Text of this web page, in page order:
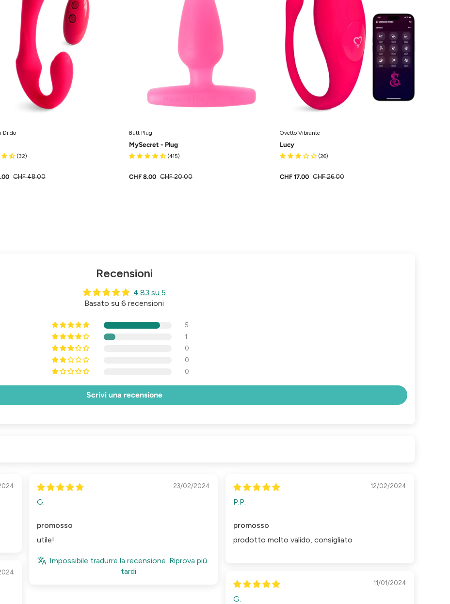
Dildo
MySecretCase
Dildo
(32)
CHF 48.00
Butt
MySecretCase
Butt Plug
MySecret - Plug
(415)
CHF 8.00 CHF 20.00
MySecretCase
Ovetto Vibrante
Lucy
(26)
CHF 17.00 CHF 26.00
Recensioni
4.83 su 5
Basato su 6 recensioni
5
1
0
0
0
Scrivi una recensione
23/02/2024
G.
promosso
utile!
Impossibile tradurre la recensione. Riprova più
tardi
12/02/2024
P.P.
promosso
prodotto molto valido, consigliato
11/01/2024
G.